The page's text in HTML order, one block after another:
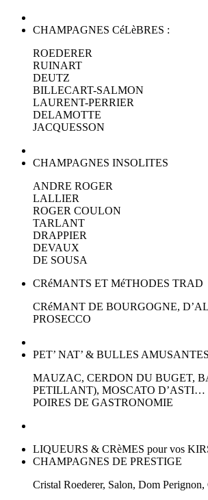
CHAMPAGNES CéLèBRES :
ROEDERER
RUINART
DEUTZ
BILLECART-SALMON
LAURENT-PERRIER
DELAMOTTE
JACQUESSON
CHAMPAGNES INSOLITES
ANDRE ROGER
LALLIER
ROGER COULON
TARLANT
DRAPPIER
DEVAUX
DE SOUSA
CRéMANTS ET MéTHODES TRAD
CRéMANT DE BOURGOGNE,
PROSECCO
PET’ NAT’ & BULLES
MAUZAC, CERDON DU BUGET,
PETILLANT), MOSCATO D’ASTI…
POIRES DE GASTRONOMIE
LIQUEURS & CRèMES pour vos
CHAMPAGNES DE PRESTIGE
Cristal Roederer, Salon, Dom